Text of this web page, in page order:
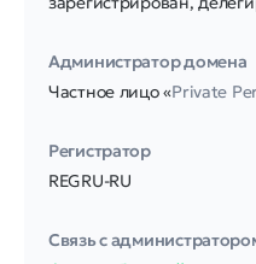
Администратор домена
Частное лицо «Private
Регистратор
REGRU-RU
Связь с